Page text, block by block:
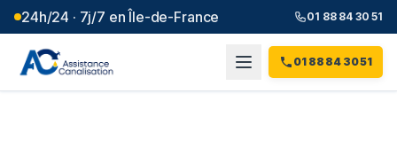
24h/24 · 7j/7 en Île-de-France 01 88 84 30 51
01 88 84 30 51